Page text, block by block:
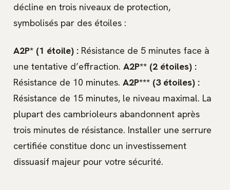
décline en trois niveaux de protection,
symbolisés par des étoiles :
A2P* (1 étoile) : Résistance de 5 minutes face à
une tentative d’effraction. A2P** (2 étoiles) :
Résistance de 10 minutes. A2P*** (3 étoiles) :
Résistance de 15 minutes, le niveau maximal. La
plupart des cambrioleurs abandonnent après
trois minutes de résistance. Installer une serrure
certifiée constitue donc un investissement
dissuasif majeur pour votre sécurité.